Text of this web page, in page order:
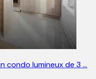
condo lumineux de 3 …